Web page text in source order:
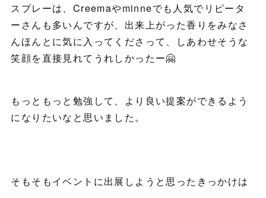
スプレーは、Creemaやminneでも人気でリピータ
ーさんも多いんですが、出来上がった香りをみなさ
んほんとに気に入ってくださって、しあわせそうな
笑顔を直接見れてうれしかったー🤗
もっともっと勉強して、より良い提案ができるよう
になりたいなと思いました。
そもそもイベントに出展しようと思ったきっかけは